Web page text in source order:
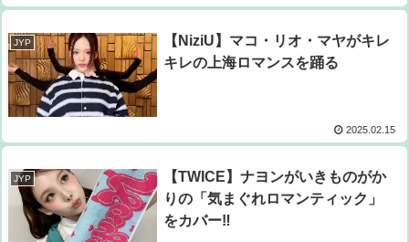
JYP
【NiziU】マコ・リオ・マヤがキレ
キレの上海ロマンスを踊る
2025.02.15
JYP
【TWICE】ナヨンがいきものがか
りの「気まぐれロマンティック」
をカバー‼